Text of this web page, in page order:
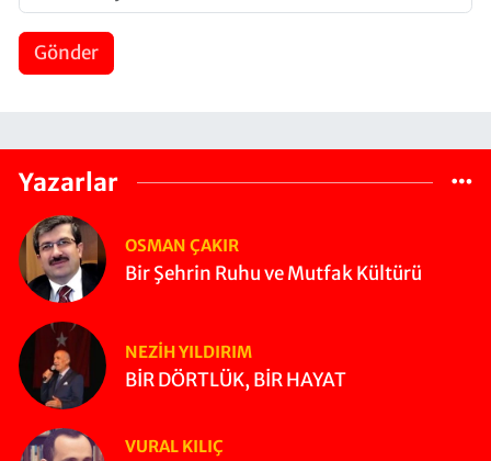
Gönder
Yazarlar
OSMAN ÇAKIR
Bir Şehrin Ruhu ve Mutfak Kültürü
NEZIH YILDIRIM
BİR DÖRTLÜK, BİR HAYAT
VURAL KILIÇ